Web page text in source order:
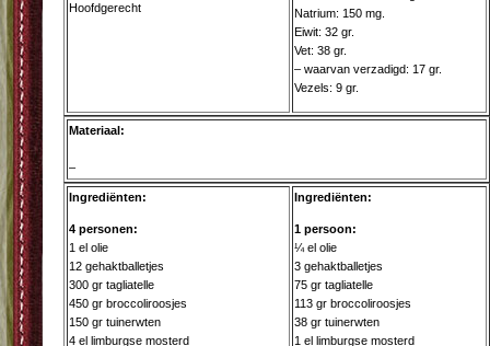
Hoofdgerecht
Natrium: 150 mg.
Eiwit: 32 gr.
Vet: 38 gr.
– waarvan verzadigd: 17 gr.
Vezels: 9 gr.
Materiaal:
–
Ingrediënten:
4 personen:
1 el olie
12 gehaktballetjes
300 gr tagliatelle
450 gr broccoliroosjes
150 gr tuinerwten
4 el limburgse mosterd
Ingrediënten:
1 persoon:
¼ el olie
3 gehaktballetjes
75 gr tagliatelle
113 gr broccoliroosjes
38 gr tuinerwten
1 el limburgse mosterd